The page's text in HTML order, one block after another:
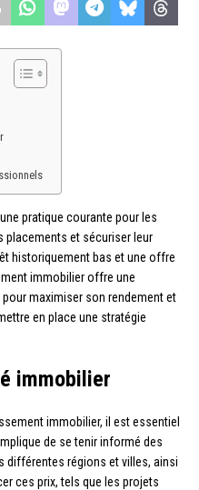
pratique courante pour les
placements et sécuriser leur
historiquement bas et une offre
immobilier offre une
maximiser son rendement et
en place une stratégie
immobilier
immobilier, il est essentiel
de se tenir informé des
différentes régions et villes, ainsi
ces prix, tels que les projets